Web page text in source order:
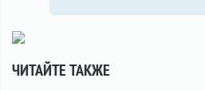
ЧИТАЙТЕ ТАКЖЕ